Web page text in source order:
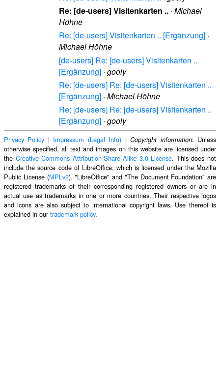
Re: [de-users] Visitenkarten .. · Michael
Höhne
Re: [de-users] Visitenkarten .. [Ergänzung] ·
Michael Höhne
[de-users] Re: [de-users] Visitenkarten ..
[Ergänzung] · gooly
Re: [de-users] Re: [de-users] Visitenkarten ..
[Ergänzung] · Michael Höhne
Re: [de-users] Re: [de-users] Visitenkarten ..
[Ergänzung] · gooly
Privacy Policy | Impressum (Legal Info) |Copyright information: Unless
otherwise specified, all text and images on this website are licensed under
the Creative Commons Attribution-Share Alike 3.0 License. This does not
include the source code of LibreOffice, which is licensed under the Mozilla
Public License (MPLv2). "LibreOffice" and "The Document Foundation" are
registered trademarks of their corresponding registered owners or are in
actual use as trademarks in one or more countries. Their respective logos
and icons are also subject to international copyright laws. Use thereof is
explained in ourtrademark policy.